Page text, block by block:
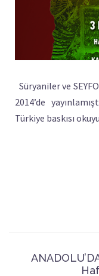
Süryaniler ve
2014’de
Türkiye baskısı